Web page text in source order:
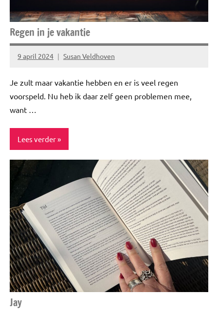
Regen in je vakantie
9 april 2024 Susan Veldhoven
Geen
Je zult maar vakantie hebben en er is veel regen
voorspeld. Nu heb ik daar zelf geen problemen mee,
want …
Lees verder
AFF
Food
drinks
Gezond
leven
Inspiratie
Uitstapjes
Jay